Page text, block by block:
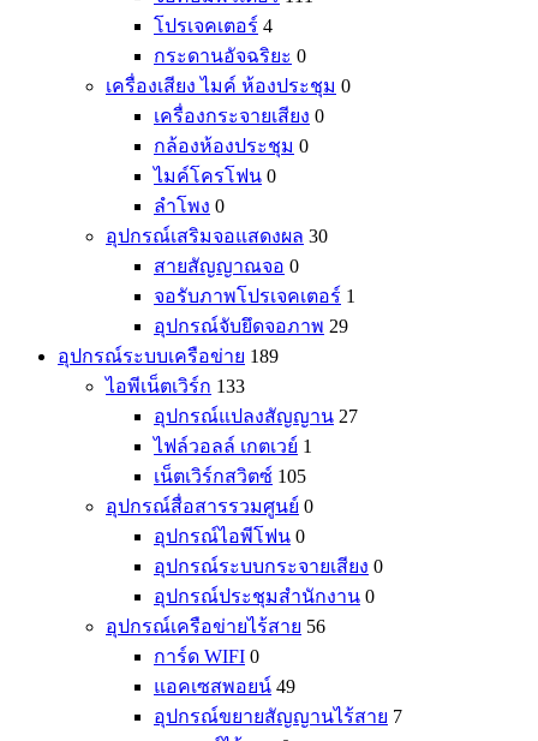
โปรเจคเตอร์ 4
กระดานอัจฉริยะ 0
เครื่องเสียง ไมค์ ห้องประชุม 0
เครื่องกระจายเสียง 0
กล้องห้องประชุม 0
ไมค์โครโฟน 0
ลำโพง 0
อุปกรณ์เสริมจอแสดงผล 30
สายสัญญาณจอ 0
จอรับภาพโปรเจคเตอร์ 1
อุปกรณ์จับยึดจอภาพ 29
อุปกรณ์ระบบเครือข่าย 189
ไอพีเน็ตเวิร์ก 133
อุปกรณ์แปลงสัญญาน 27
ไฟล์วอลล์ เกตเวย์ 1
เน็ตเวิร์กสวิตซ์ 105
อุปกรณ์สื่อสารรวมศูนย์ 0
อุปกรณ์ไอพีโฟน 0
อุปกรณ์ระบบกระจายเสียง 0
อุปกรณ์ประชุมสำนักงาน 0
อุปกรณ์เครือข่ายไร้สาย 56
การ์ด WIFI 0
แอคเซสพอยน์ 49
อุปกรณ์ขยายสัญญานไร้สาย 7